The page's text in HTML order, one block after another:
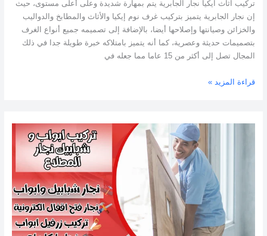
تركيب اثاث ايكيا نجار الجابرية يتم بمهارة شديدة وعلى أعلى مستوى، حيث
إن نجار الجابرية يتميز بتركيب غرف نوم إيكيا والأثاث والمطابخ والدواليب
والخزائن وصيانتها وإصلاحها أيضا، بالإضافة إلى تصميمه جميع أنواع الغرف
بتصميمات حديثة وعصرية، كما أنه يتميز بامتلاكه خبرة طويلة جدا في ذلك
المجال تصل إلى أكثر من 15 عاما مما جعله في
قراءة المزيد »